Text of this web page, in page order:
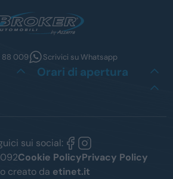
88 009 Scrivici su Whatsapp
Orari di apertura
sui social:
Cookie PolicyPrivacy Policy
creato da etinet.it